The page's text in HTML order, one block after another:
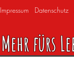
Impressum Datenschutz
Mehr fürs